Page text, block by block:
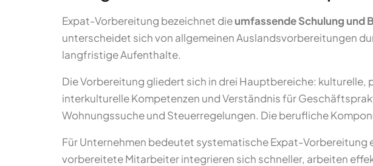
Expat-Vorbereitung bezeichnet dieumfassende Schulung und
unterscheidet sich von allgemeinen Auslandsvorbereitungen
langfristige Aufenthalte.
Die Vorbereitung gliedert sich in drei Hauptbereiche:
interkulturelle Kompetenzen und Verständnis für
Wohnungssuche und Steuerregelungen. Die berufliche
Für Unternehmen bedeutet systematische Expat-
vorbereitete Mitarbeiter integrieren sich schneller, arbeiten